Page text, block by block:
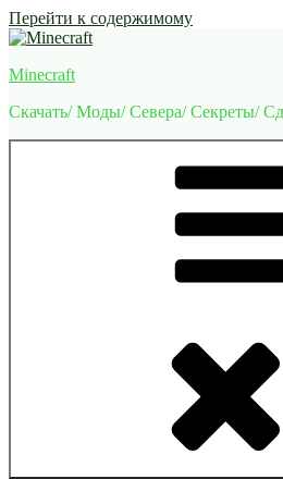
Перейти к содержимому
Minecraft
Скачать/ Моды/ Севера/ Секреты/